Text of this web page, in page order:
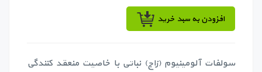
افزودن به سبد خرید
سولفات آلومینیوم (زاج) نباتی با خاصیت منعقد کنندگی